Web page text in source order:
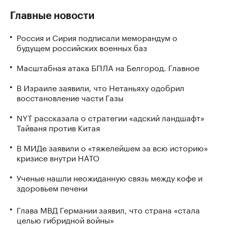
Главные новости
Россия и Сирия подписали меморандум о
будущем российских военных баз
Масштабная атака БПЛА на Белгород. Главное
В Израиле заявили, что Нетаньяху одобрил
восстановление части Газы
NYT рассказала о стратегии «адский ландшафт»
Тайваня против Китая
В МИДе заявили о «тяжелейшем за всю историю»
кризисе внутри НАТО
Ученые нашли неожиданную связь между кофе и
здоровьем печени
Глава МВД Германии заявил, что страна «стала
целью гибридной войны»